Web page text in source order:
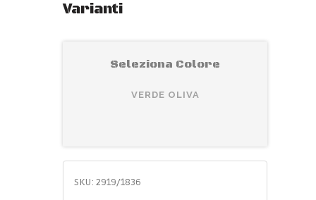
Varianti
Seleziona Colore
VERDE OLIVA
SKU: 2919/1836